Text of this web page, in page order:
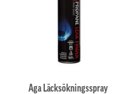
Aga Läcksökningsspray